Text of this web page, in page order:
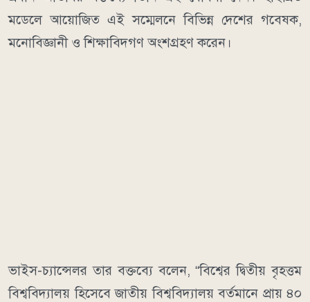
মডেলে আয়োজিত এই সম্মেলনে বিভিন্ন দেশের গবেষক,
মনোবিজ্ঞানী ও শিক্ষাবিদগণ অংশগ্রহণ করেন।
ভাইস-চ্যান্সেলর তার বক্তব্যে বলেন, “বিশ্বের দ্বিতীয় বৃহত্তম
বিশ্ববিদ্যালয় হিসেবে জাতীয় বিশ্ববিদ্যালয় বর্তমানে প্রায় ৪০